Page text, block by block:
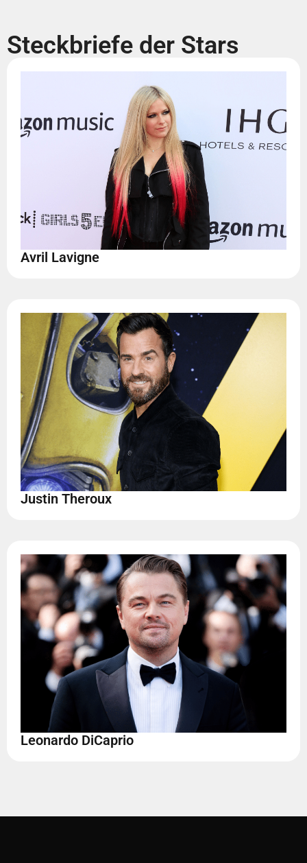
Steckbriefe der Stars
Avril Lavigne
Justin Theroux
Leonardo DiCaprio